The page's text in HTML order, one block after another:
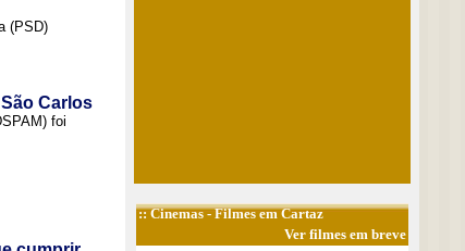
(PSD)
Carlos
foi
::Cinemas- Filmes em Cartaz
Ver filmes em breve